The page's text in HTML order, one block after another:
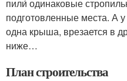
пили́ одинаковые
подготовленные места. А
одна крыша, врезается в
ниже…
План строительства